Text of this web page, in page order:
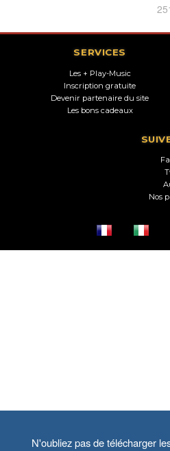
SERVICES
Les + Play-Music
Inscription gratuite
Devenir partenaire du site
Les bons cadeaux
Nos
N'oubliez pas de télécharger